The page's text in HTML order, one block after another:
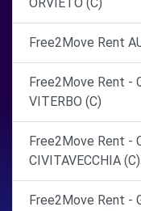
Free2Move Rent
Free2Move Rent -
VITERBO (C)
Free2Move Rent -
CIVITAVECCHIA (C)
Free2Move Rent -